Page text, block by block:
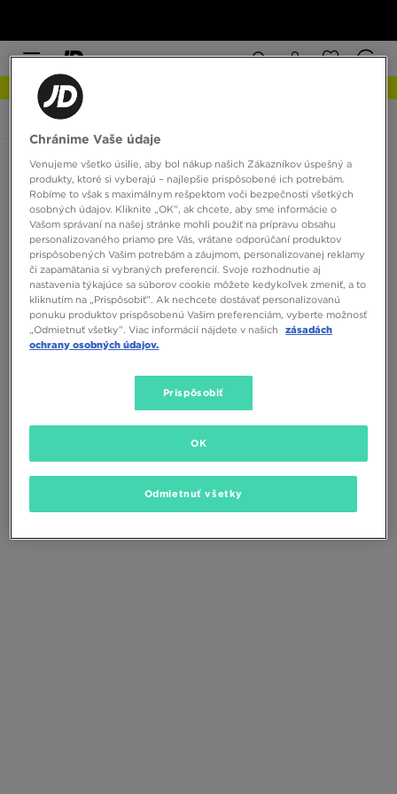
JD Sports Nike Free Metcon
Nike Free Metcon
0 produktov
Zoradiť:Odporúčané Filtrovať
Žiadne produkty na zobrazenie
Zmeňte kritériá vyhľadávania alebo
odstráňte vybrané filtre
Chránime Vaše údaje
Venujeme všetko úsilie, aby bol nákup našich Zákazníkov úspešný a
produkty, ktoré si vyberajú – najlepšie prispôsobené ich potrebám.
Robíme to však s maximálnym rešpektom voči bezpečnosti všetkých
osobných údajov. Kliknite „OK”, ak chcete, aby sme informácie o
Vašom správaní na našej stránke mohli použiť na prípravu obsahu
personalizovaného priamo pre Vás, vrátane odporúčaní produktov
prispôsobených Vašim potrebám a záujmom, personalizovanej reklamy
či zapamätania si vybraných preferencií. Svoje rozhodnutie aj
nastavenia týkajúce sa súborov cookie môžete kedykoľvek zmeniť, a to
kliknutím na „Prispôsobiť”. Ak nechcete dostávať personalizovanú
ponuku produktov prispôsobenú Vašim preferenciám, vyberte možnosť
„Odmietnuť všetky”. Viac informácií nájdete v našich
zásadách
ochrany osobných údajov.
Prispôsobiť
Odmietnuť všetky
OK